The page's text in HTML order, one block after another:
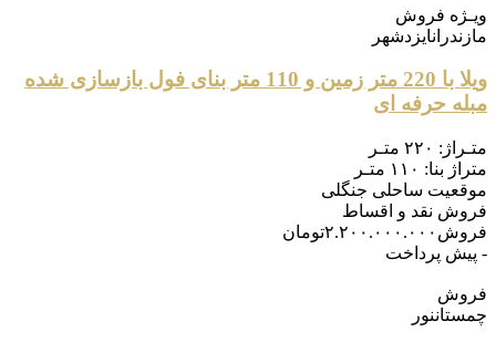
ویـژه فروش
مازندرانایزدشهر
ویلا با 220 متر زمین و 110 متر بنای فول بازسازی شده
مبله حرفه ای
متـراژ: ۲۲۰ متـر
متراژ بنا: ۱۱۰ متـر
موقعیت ساحلی جنگلی
فروش نقد و اقساط
فروش ۲.۲۰۰.۰۰۰.۰۰۰تومان
- پیش پرداخت
فروش
چمستاننور